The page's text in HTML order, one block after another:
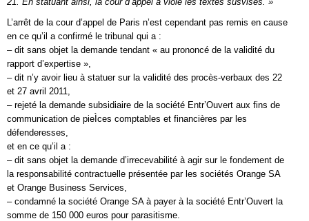
L’arrêt de la cour d’appel de Paris n’est cependant pas remis en cause
en ce qu’il a confirmé le tribunal qui a :
– dit sans objet la demande tendant « au prononcé de la validité du
rapport d’expertise »,
– dit n’y avoir lieu à statuer sur la validité des procès-verbaux des 22
et 27 avril 2011,
– rejeté la demande subsidiaire de la société Entr’Ouvert aux fins de
communication de pieÌces comptables et financières par les
défenderesses,
et en ce qu’il a :
– dit sans objet la demande d’irrecevabilité à agir sur le fondement de
la responsabilité contractuelle présentée par les sociétés Orange SA
et Orange Business Services,
– condamné la société Orange SA à payer à la société Entr’Ouvert la
somme de 150 000 euros pour parasitisme.